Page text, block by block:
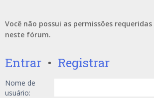
Você não possui as permissões
neste fórum.
Entrar • Registrar
Nome de
usuário: